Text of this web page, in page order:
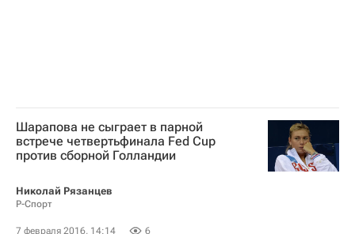
Шарапова не сыграет в парной
встрече четвертьфинала Fed Cup
против сборной Голландии
Николай Рязанцев
Р-Спорт
7 февраля 2016, 14:14 6